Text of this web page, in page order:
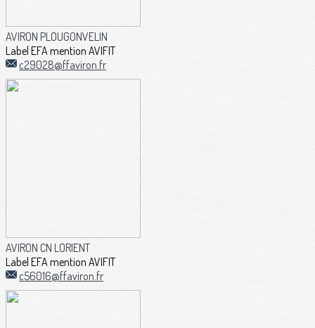
AVIRON PLOUGONVELIN
Label EFA mention AVIFIT
c29028@ffaviron.fr
AVIRON CN LORIENT
Label EFA mention AVIFIT
c56016@ffaviron.fr